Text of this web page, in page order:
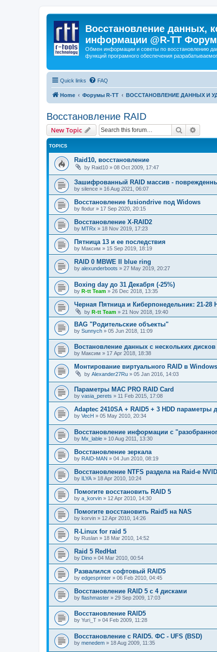
Восстановление данных,
информации @R-TT Форум
Обмен информации и советы по восстановлению
функций програмного обеспечения
Quick links FAQ
Home Форумы R-TT ВОССТАНОВЛЕНИЕ ДАННЫХ И
Восстановление RAID
New Topic Search
TOPICS
Raid10, восстановление
by Raid10 » 08 Oct 2009, 17:47
Зашифрованный RAID массив -
by silence » 16 Aug 2021, 06:07
Восстановление fusiondrive под Widows
by flodur » 17 Sep 2020, 20:15
Восстановление X-RAID2
by MTRx » 18 Nov 2019, 17:23
Пятница 13 и ее последствия
by Максим » 15 Sep 2019, 18:19
RAID 0 MBWE II blue ring
by alexunderboots » 27 May 2019, 20:27
Boxing day до 31 Декабря (-25%)
by R-tt Team » 26 Dec 2018, 13:35
Черная Пятница и Киберпонедельник: 21-28
by R-tt Team » 21 Nov 2018, 19:40
BAG "Родительские объекты"
by Sunnych » 05 Jun 2018, 11:09
Востановление данных с нескольких
by Максим » 17 Apr 2018, 18:38
Монтирование виртуального RAID в Windows
by Alexander27Ru » 05 Jan 2016, 14:03
Параметры МАС PRO RAID Card
by vasia_perets » 11 Feb 2015, 17:08
Adaptec 2410SA + RAID5 + 3 HDD параметры
by VecH » 05 May 2010, 20:34
Восстановление информации с
by Mx_lable » 10 Aug 2011, 13:30
Восстановление зеркала
by RAID-MAN » 04 Jun 2010, 08:19
Восстановление NTFS раздела на Raid-е
by ILYA » 18 Apr 2010, 10:24
Помогите восстановить RAID 5
by a_korvin » 12 Apr 2010, 14:30
Помогите восстановить Raid5 на NAS
by korvin » 12 Apr 2010, 14:26
R-Linux for raid 5
by Ruslan » 18 Mar 2010, 14:52
Raid 5 RedHat
by Dino » 04 Mar 2010, 00:54
Развалился софтовый RAID5
by edgesprinter » 06 Feb 2010, 04:45
Восстановление RAID 5 с 4 дисками
by flashmaster » 29 Sep 2009, 17:03
Восстановление RAID5
by Yuri_T » 04 Feb 2009, 11:28
Восстановление с RAID5. ФС - UFS (BSD)
by menedem » 18 Aug 2009, 11:35